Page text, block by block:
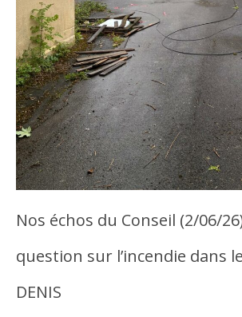
Nos échos du Conseil (2/06/
question sur l’incendie dans
DENIS